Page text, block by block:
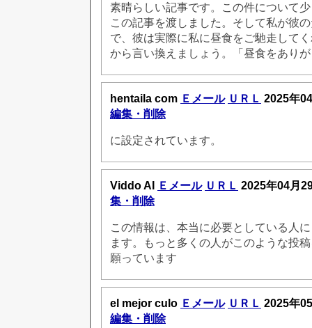
素晴らしい記事です。この件について
この記事を渡しました。そして私が彼
で、彼は実際に私に昼食をご馳走して
から言い換えましょう。「昼食をあり
hentaila com Ｅメール ＵＲＬ 2025年
編集・削除
に設定されています。
Viddo AI Ｅメール ＵＲＬ 2025年04月
集・削除
この情報は、本当に必要としている人
ます。もっと多くの人がこのような投
願っています
el mejor culo Ｅメール ＵＲＬ 2025年
編集・削除